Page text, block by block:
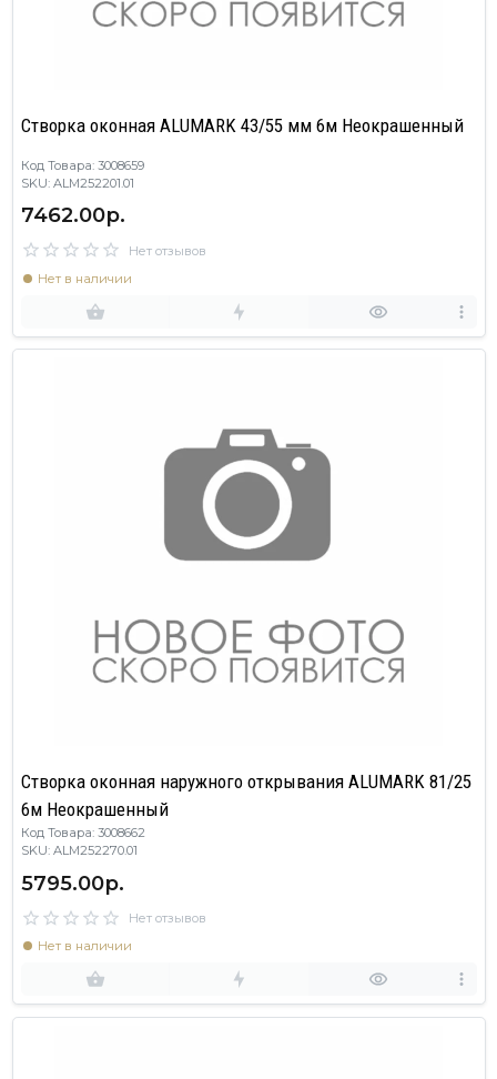
Створка оконная ALUMARK 43/55 мм 6м Неокрашенный
Код Товара: 3008659
SKU: ALM252201.01
7462.00р.
Нет отзывов
Нет в наличии
Створка оконная наружного открывания ALUMARK 81/25
6м Неокрашенный
Код Товара: 3008662
SKU: ALM252270.01
5795.00р.
Нет отзывов
Нет в наличии